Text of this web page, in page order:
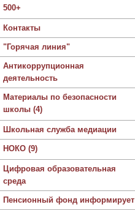
500+
Контакты
"Горячая линия"
Антикоррупционная
деятельность
Материалы по безопасности
школы (4)
Школьная служба медиации
НОКО (9)
Цифровая образовательная
среда
Пенсионный фонд информирует